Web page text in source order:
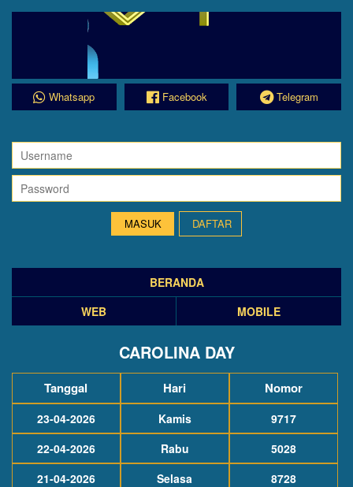
Whatsapp Facebook Telegram
DAFTAR
BERANDA
WEB
MOBILE
CAROLINA DAY
Tanggal Hari Nomor
23-04-2026 Kamis
9717
22-04-2026
Rabu
5028
21-04-2026
Selasa
8728